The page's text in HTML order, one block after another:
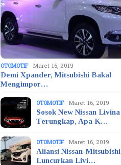
OTOMOTIF Maret 16, 2019
Demi Xpander, Mitsubishi Bakal
Mengimpor…
OTOMOTIF Maret 16, 2019
Sosok New Nissan Livina
Terungkap, Apa K…
OTOMOTIF Maret 16, 2019
Aliansi Nissan-Mitsubishi
Luncurkan Livi…